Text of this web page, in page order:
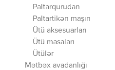
Paltarqurudan
Paltartikən maşın
Ütü aksesuarları
Ütü masaları
Ütülər
Mətbəx avadanlığı